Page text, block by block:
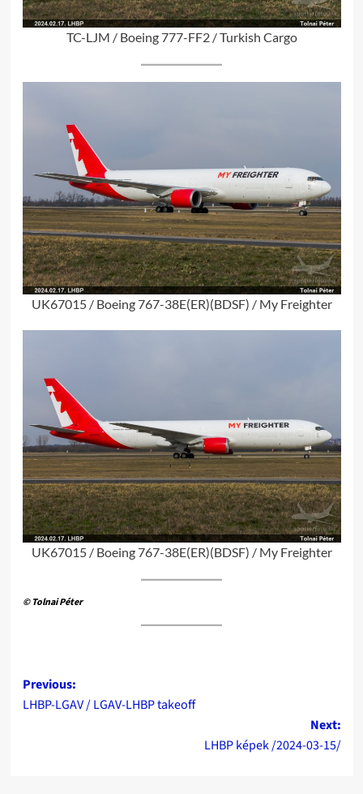
TC-LJM / Boeing 777-FF2 / Turkish Cargo
UK67015 / Boeing 767-38E(ER)(BDSF) / My Freighter
UK67015 / Boeing 767-38E(ER)(BDSF) / My Freighter
© Tolnai Péter
Post
navigation
Previous:
LHBP-LGAV / LGAV-LHBP takeoff
Next:
LHBP képek /2024-03-15/